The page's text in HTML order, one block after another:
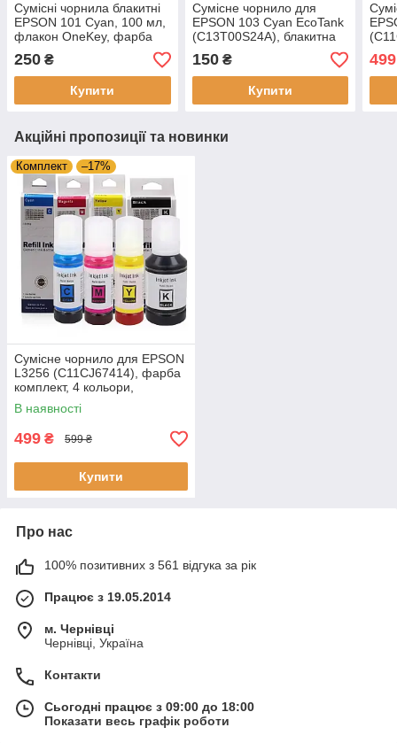
Cумісні чорнила блакитні
EPSON 101 Cyan, 100 мл,
флакон OneKey, фарба
250 ₴
Купити
Сумісне чорнило для
EPSON 103 Cyan EcoTank
(C13T00S24A), блакитна
фарба, флакон 1х70 мл,
Refill Ink
150₴
Купити
Ink
499
Акційні пропозиції та новинки
Комплект –17%
Сумісне чорнило для EPSON
L3256 (C11CJ67414), фарба
комплект, 4 кольори,
флакони 4х70 мл, Refill Ink
В наявності
499 ₴ 599 ₴
Купити
Про нас
100% позитивних з 561 відгука за рік
Працює з 19.05.2014
м. Чернівці
Чернівці, Україна
Контакти
Сьогодні працює з 09:00 до 18:00
Показати весь графік роботи